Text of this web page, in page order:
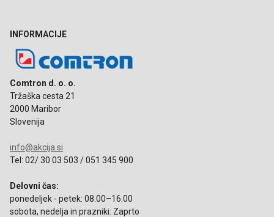
INFORMACIJE
Comtron d. o. o.
Tržaška cesta 21
2000 Maribor
Slovenija
info@akcija.si
Tel: 02/ 30 03 503 / 051 345 900
Delovni čas:
ponedeljek - petek: 08.00–16.00
sobota, nedelja in prazniki: Zaprto